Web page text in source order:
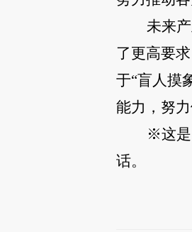
未来
了更高要
于“盲人摸
能力，努
※这是
话。